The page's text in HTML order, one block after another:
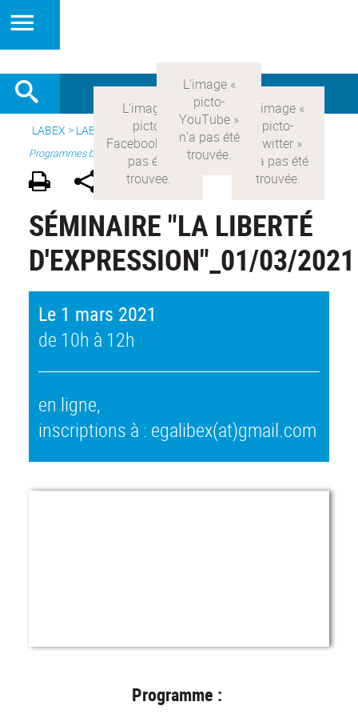
LABEX > LABEX COMOD> Version française > Recherche >
Programmes blanc
SÉMINAIRE "LA LIBERTÉ
D'EXPRESSION"_01/03/2021
Le 1 mars 2021
de 10h à 12h
en ligne,
inscriptions à : egalibex(at)gmail.com
Programme :